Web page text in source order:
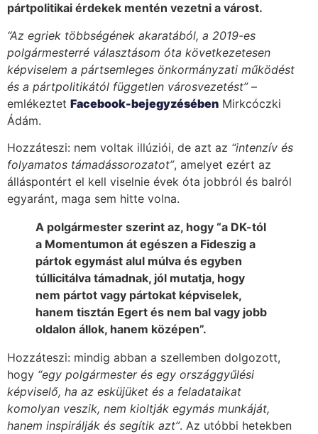
pártpolitikai érdekek mentén vezetni a várost.
“Az egriek többségének akaratából, a 2019-es
polgármesterré választásom óta következetesen
képviselem a pártsemleges önkormányzati működést
és a pártpolitikától független városvezetést”–
emlékeztet Facebook-bejegyzésében Mirkcóczki
Ádám.
Hozzáteszi: nem voltak illúziói, de azt az “intenzív és
folyamatos támadássorozatot”, amelyet ezért az
álláspontért el kell viselnie évek óta jobbról és balról
egyaránt, maga sem hitte volna.
A polgármester szerint az, hogy “a DK-tól
a Momentumon át egészen a Fideszig a
pártok egymást alul múlva és egyben
túllicitálva támadnak, jól mutatja, hogy
nem pártot vagy pártokat képviselek,
hanem tisztán Egert és nem bal vagy jobb
oldalon állok, hanem középen”.
Hozzáteszi: mindig abban a szellemben dolgozott,
hogy “egy polgármester és egy országgyűlési
képviselő, ha az esküjüket és a feladataikat
komolyan veszik, nem kioltják egymás munkáját,
hanem inspirálják és segítik azt”. Az utóbbi hetekben